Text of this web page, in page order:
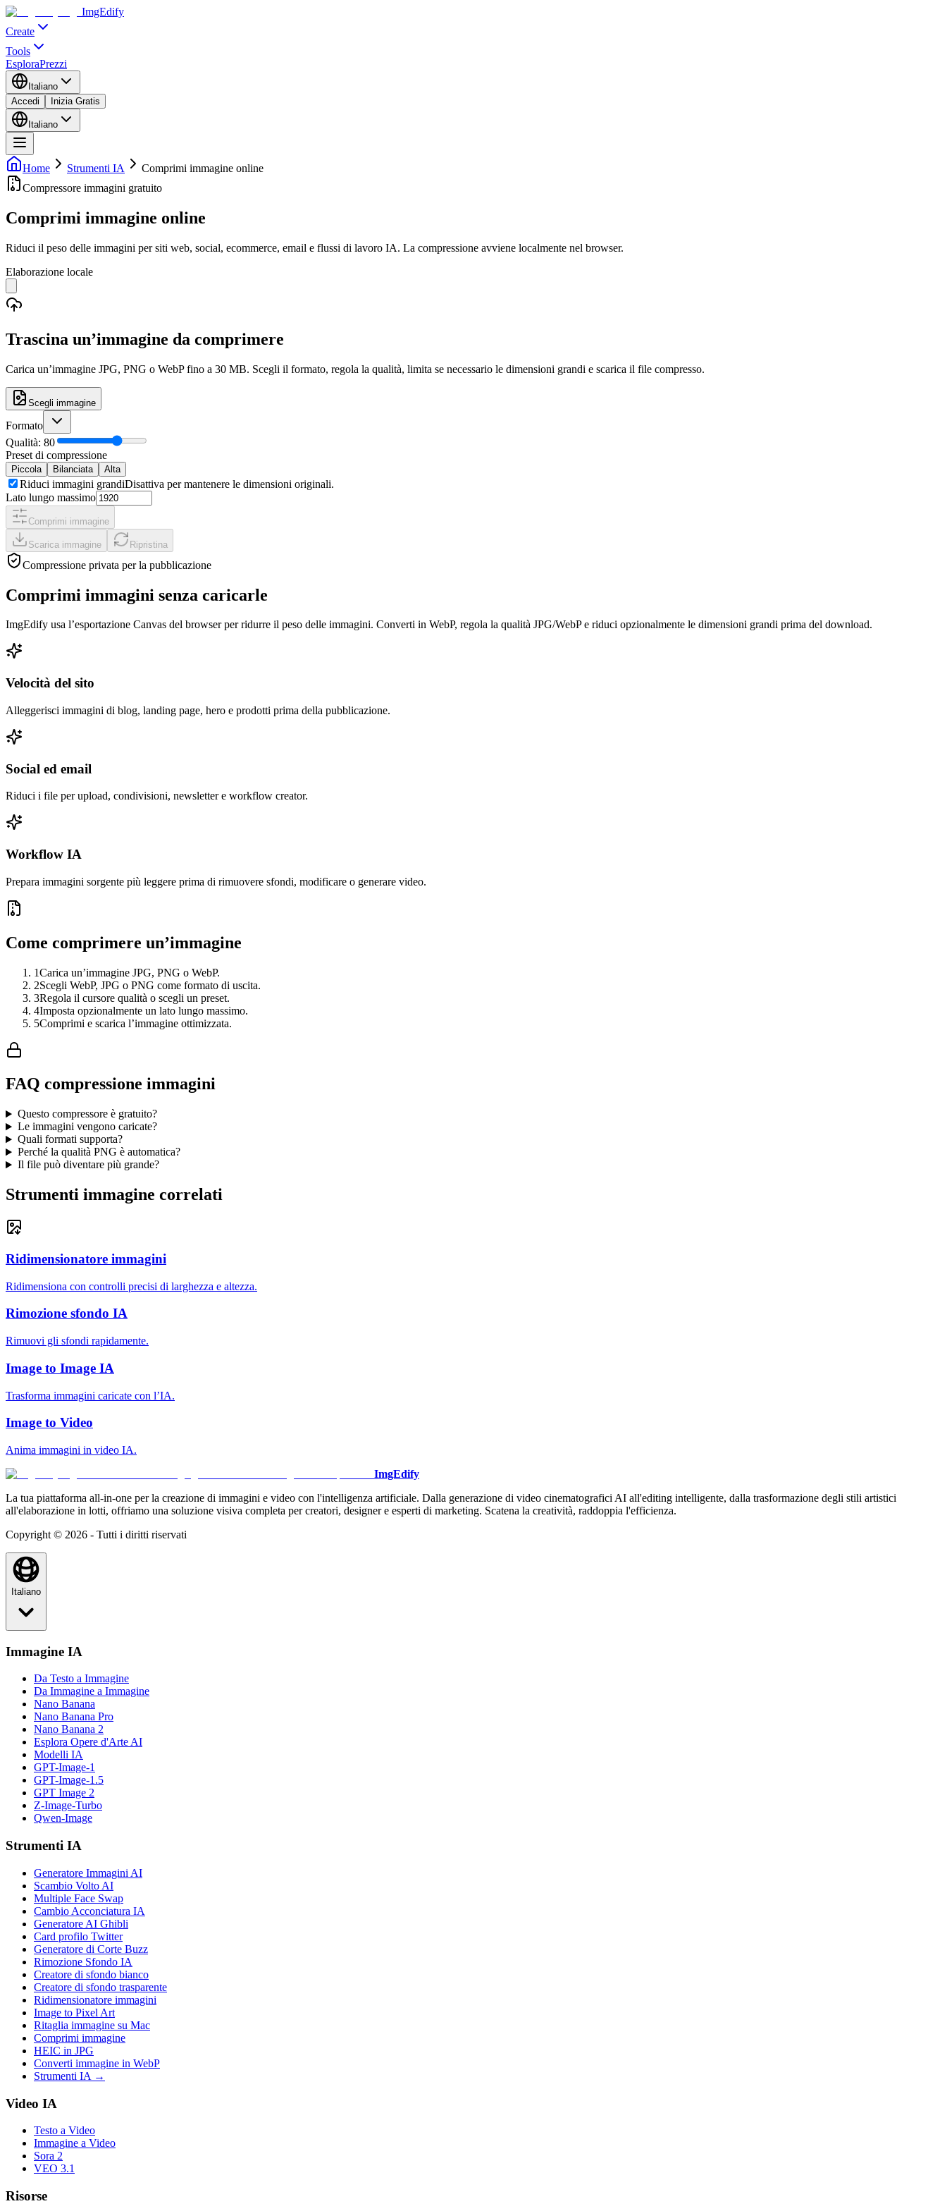
ImgEdify
Create
Tools
EsploraPrezzi
Italiano
Accedi
Inizia Gratis
Italiano
Home Strumenti IA
Comprimi immagine online
Compressore immagini gratuito
Comprimi immagine online
Riduci il peso delle immagini per siti web, social, ecommerce, email e flussi di lavoro IA. La compressione avviene localmente nel browser.
Elaborazione locale
Trascina un’immagine da comprimere
Carica un’immagine JPG, PNG o WebP fino a 30 MB. Scegli il formato, regola la qualità, limita se necessario le dimensioni grandi e scarica il file compresso.
Scegli immagine
Formato
Qualità: 80
Preset di compressione
Piccola Bilanciata Alta
Riduci immagini grandiDisattiva per mantenere le dimensioni originali.
Lato lungo massimo
Comprimi immagine
Scarica immagine Ripristina
Compressione privata per la pubblicazione
Comprimi immagini senza caricarle
ImgEdify usa l’esportazione Canvas del browser per ridurre il peso delle immagini. Converti in WebP, regola la qualità JPG/WebP e riduci opzionalmente le dimensioni grandi prima del download.
Velocità del sito
Alleggerisci immagini di blog, landing page, hero e prodotti prima della pubblicazione.
Social ed email
Riduci i file per upload, condivisioni, newsletter e workflow creator.
Workflow IA
Prepara immagini sorgente più leggere prima di rimuovere sfondi, modificare o generare video.
Come comprimere un’immagine
1Carica un’immagine JPG, PNG o WebP.
2Scegli WebP, JPG o PNG come formato di uscita.
3Regola il cursore qualità o scegli un preset.
4Imposta opzionalmente un lato lungo massimo.
5Comprimi e scarica l’immagine ottimizzata.
FAQ compressione immagini
Questo compressore è gratuito?
Le immagini vengono caricate?
Quali formati supporta?
Perché la qualità PNG è automatica?
Il file può diventare più grande?
Strumenti immagine correlati
Ridimensionatore immagini
Ridimensiona con controlli precisi di larghezza e altezza.
Rimozione sfondo IA
Rimuovi gli sfondi rapidamente.
Image to Image IA
Trasforma immagini caricate con l’IA.
Image to Video
Anima immagini in video IA.
ImgEdify
La tua piattaforma all-in-one per la creazione di immagini e video con l'intelligenza artificiale. Dalla generazione di video cinematografici AI all'editing intelligente, dalla trasformazione degli stili artistici
all'elaborazione in lotti, offriamo una soluzione visiva completa per creatori, designer e esperti di marketing. Scatena la creatività, raddoppia l'efficienza.
Copyright © 2026 - Tutti i diritti riservati
Italiano
Immagine IA
Da Testo a Immagine
Da Immagine a Immagine
Nano Banana
Nano Banana Pro
Nano Banana 2
Esplora Opere d'Arte AI
Modelli IA
GPT-Image-1
GPT-Image-1.5
GPT Image 2
Z-Image-Turbo
Qwen-Image
Strumenti IA
Generatore Immagini AI
Scambio Volto AI
Multiple Face Swap
Cambio Acconciatura IA
Generatore AI Ghibli
Card profilo Twitter
Generatore di Corte Buzz
Rimozione Sfondo IA
Creatore di sfondo bianco
Creatore di sfondo trasparente
Ridimensionatore immagini
Image to Pixel Art
Ritaglia immagine su Mac
Comprimi immagine
HEIC in JPG
Converti immagine in WebP
Strumenti IA →
Video IA
Testo a Video
Immagine a Video
Sora 2
VEO 3.1
Risorse